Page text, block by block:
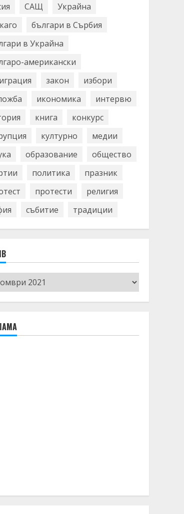
САЩ
Украйна
българи в Сърбия
в Украйна
американски
закон
избори
икономика
интервю
книга
конкурс
културно
медии
образование
общество
политика
празник
протести
религия
събитие традиции